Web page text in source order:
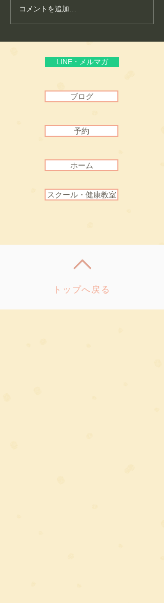
護身フィットネス教室が
生まれた理由
コメントを追加…
LINE・メルマガ
ブログ
予約
ホーム
スクール・健康教室
トップへ戻る